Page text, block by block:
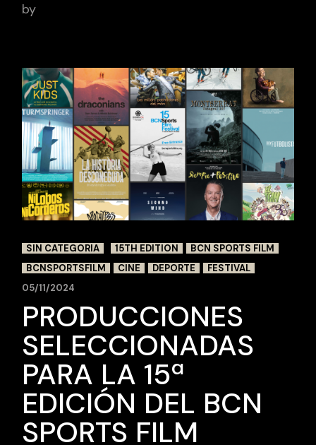
by
SIN CATEGORIA 15TH EDITION
BCN SPORTS FILM
BCNSPORTSFILM
CINE DEPORTE
FESTIVAL
05/11/2024
PRODUCCIONES
SELECCIONADAS
PARA LA 15ª
EDICIÓN DEL BCN
SPORTS FILM